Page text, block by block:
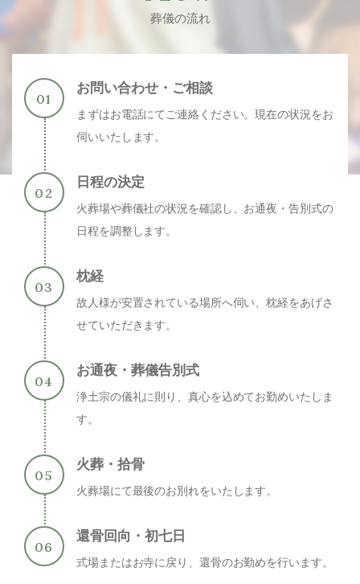
葬儀の流れ
お問い合わせ・ご相談
まずはお電話にてご連絡ください。現在の状況をお
伺いいたします。
日程の決定
火葬場や葬儀社の状況を確認し、お通夜・告別式の
日程を調整します。
枕経
故人様が安置されている場所へ伺い、枕経をあげさ
せていただきます。
お通夜・葬儀告別式
浄土宗の儀礼に則り、真心を込めてお勤めいたしま
す。
火葬・拾骨
火葬場にて最後のお別れをいたします。
還骨回向・初七日
式場またはお寺に戻り、還骨のお勤めを行います。